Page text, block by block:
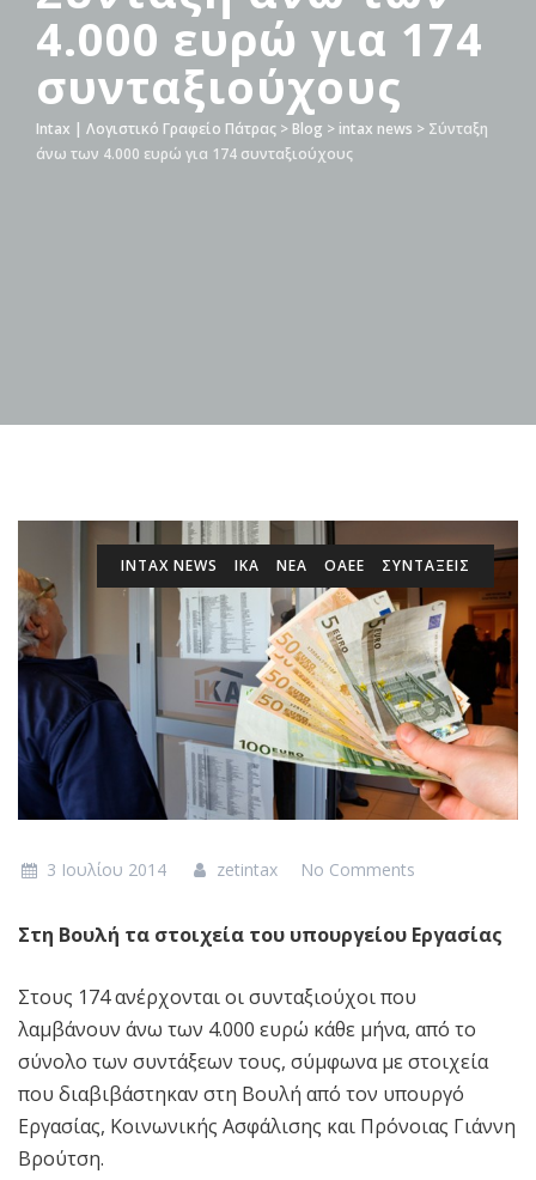
4.000 ευρώ για 174
συνταξιούχους
Intax | Λογιστικό Γραφείο Πάτρας > Blog > intax news > Σύνταξη
άνω των 4.000 ευρώ για 174 συνταξιούχους
INTAX NEWS ΙΚΑ ΝΕΑ ΟΑΕΕ ΣΥΝΤΑΞΕΙΣ
3 Ιουλίου 2014 zetintax No Comments
Στη Βουλή τα στοιχεία του υπουργείου Εργασίας
Στους 174 ανέρχονται οι συνταξιούχοι που
λαμβάνουν άνω των 4.000 ευρώ κάθε μήνα, από το
σύνολο των συντάξεων τους, σύμφωνα με στοιχεία
που διαβιβάστηκαν στη Βουλή από τον υπουργό
Εργασίας, Κοινωνικής Ασφάλισης και Πρόνοιας Γιάννη
Βρούτση.